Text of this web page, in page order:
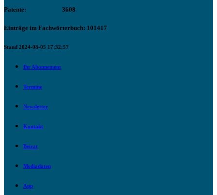
Patente: 3608
Einträge im Fachwörterbuch: 101417
Stand 2024-08-05 17:32:57
Ihr Abonnement
Termine
Newsletter
Kontakt
Beirat
Mediadaten
App